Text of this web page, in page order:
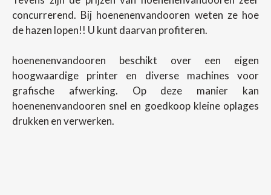
concurrerend. Bij hoenenenvandooren weten ze hoe
de hazen lopen!! U kunt daarvan profiteren.
hoenenenvandooren beschikt over een eigen
hoogwaardige printer en diverse machines voor
grafische afwerking. Op deze manier kan
hoenenenvandooren snel en goedkoop kleine oplages
drukken en verwerken.